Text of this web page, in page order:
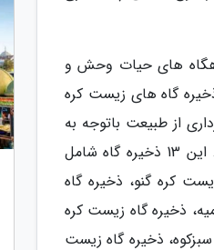
پناهگاه های حیات وحش و
گاه های زیست کره
از طبیعت باتوجه به
رشد روز افزون جمعیت است که به یکی از تقسیم بندی های مهم حفاظتی دنیا تبدیل شده است. این 13 ذخیره گاه شامل
کره گنو، ذخیره گاه
ذخیره گاه زیست کره
ذخیره گاه زیست